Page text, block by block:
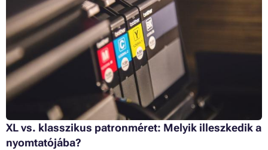
XL vs. klasszikus patronméret: Melyik illeszkedik a
nyomtatójába?